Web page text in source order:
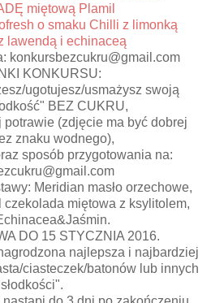
miętową Plamil
o smaku Chilli z limonką
lawendą i echinaceą
konkursbezcukru@gmail.com
KONKURSU:
ugotujesz/usmażysz swoją
BEZ CUKRU,
(zdjęcie ma być dobrej
znaku wodnego),
sposób przygotowania na:
Meridian masło orzechowe,
miętowa z ksylitolem,
DO 15 STYCZNIA 2016.
najlepsza i najbardziej
ciasteczek/batonów lub innych